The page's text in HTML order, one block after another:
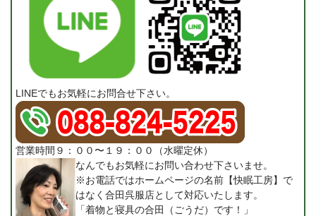
LINEでもお気軽にお問合せ下さい。
営業時間９：００〜１９：００（水曜定休）
なんでもお気軽にお問い合わせ下さいませ。
※お電話ではホームページの名前【快眠工房】で
はなく合田呉服店として対応いたします。
「着物と寝具の合田（ごうだ）です！」